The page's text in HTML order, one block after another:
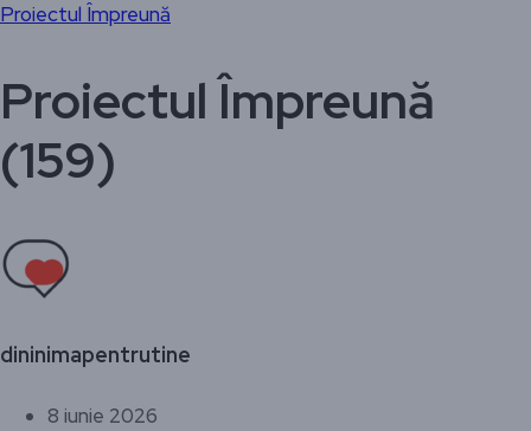
Proiectul Împreună
Proiectul Împreună
(159)
dininimapentrutine
8 iunie 2026